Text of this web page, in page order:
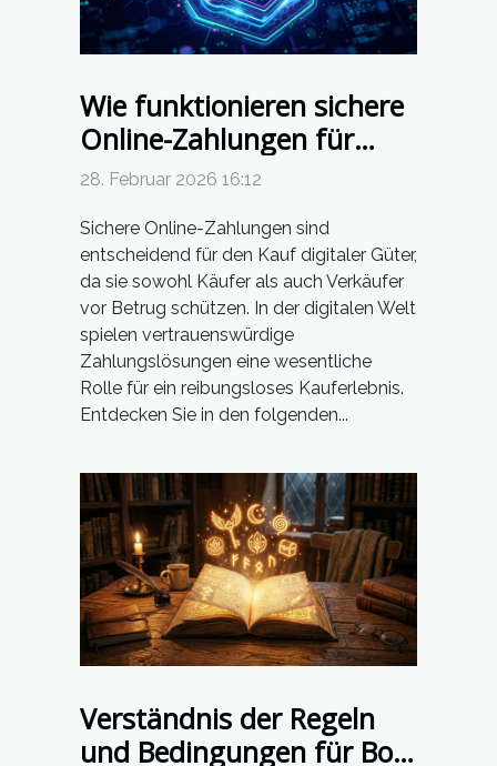
Wie funktionieren sichere
Online-Zahlungen für
digitale Güter?
28. Februar 2026 16:12
Sichere Online-Zahlungen sind
entscheidend für den Kauf digitaler Güter,
da sie sowohl Käufer als auch Verkäufer
vor Betrug schützen. In der digitalen Welt
spielen vertrauenswürdige
Zahlungslösungen eine wesentliche
Rolle für ein reibungsloses Kauferlebnis.
Entdecken Sie in den folgenden...
Verständnis der Regeln
und Bedingungen für Boni